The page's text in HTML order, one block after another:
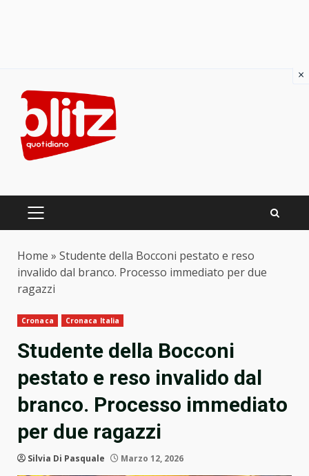
content
PRIMARY
Home » Studente della Bocconi pestato e reso
invalido dal branco. Processo immediato per due
ragazzi
Cronaca Cronaca Italia
Studente della Bocconi
pestato e reso invalido dal
branco. Processo immediato
per due ragazzi
Silvia Di Pasquale Marzo 12, 2026
×